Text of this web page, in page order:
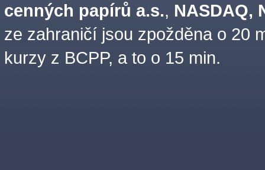
cenných papírů a.s., NASDAQ,
ze zahraničí jsou zpožděna o 20
kurzy z BCPP, a to o 15 min.